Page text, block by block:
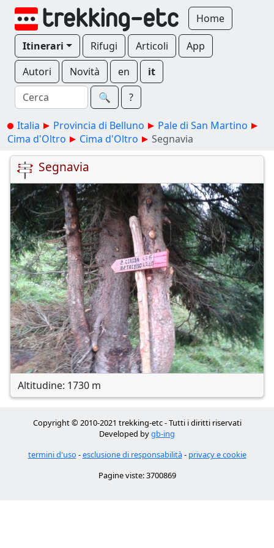
Home
Itinerari Rifugi Articoli
App
Autori
Novità en
it
🔍︎
?
Italia Provincia di Belluno
Pale di San Martino
Cima d'Oltro
Cima d'Oltro Segnavia
Segnavia
Altitudine: 1730 m
Copyright © 2010-2021 trekking-etc - Tutti i diritti riservati
Developed bygb-ing
termini d'uso -esclusione di responsabilità- privacy e cookie
Pagine viste: 3700869